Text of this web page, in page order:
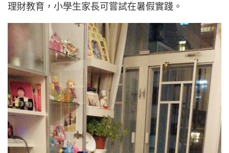
理財教育，小學生家長可嘗試在暑假實踐。